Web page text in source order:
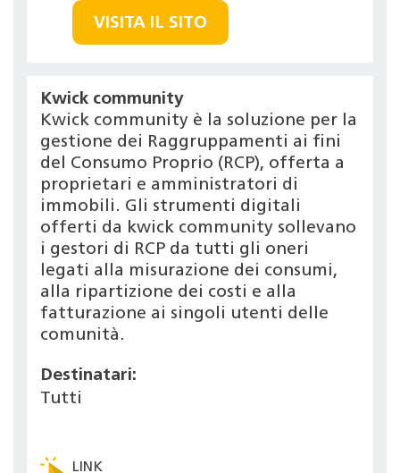
VISITA IL SITO
Kwick community
Kwick community è la soluzione per la
gestione dei Raggruppamenti ai fini
del Consumo Proprio (RCP), offerta a
proprietari e amministratori di
immobili. Gli strumenti digitali
offerti da kwick community sollevano
i gestori di RCP da tutti gli oneri
legati alla misurazione dei consumi,
alla ripartizione dei costi e alla
fatturazione ai singoli utenti delle
comunità.
Destinatari:
Tutti